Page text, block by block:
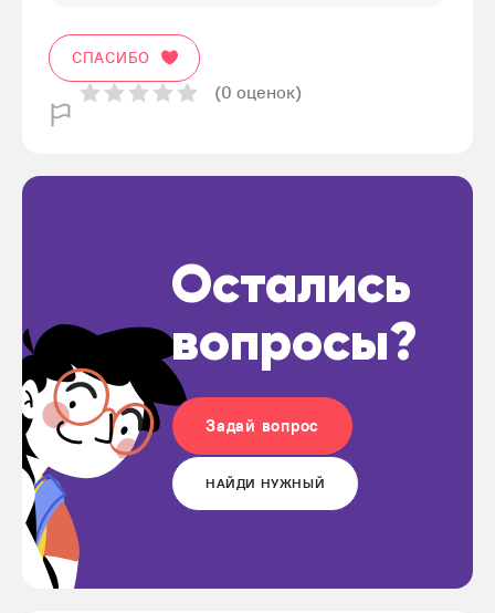
СПАСИБО
(0 оценок)
Остались
вопросы?
Задай вопрос
НАЙДИ НУЖНЫЙ